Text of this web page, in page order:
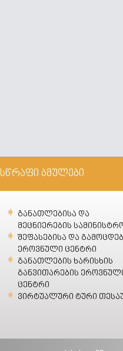
სწრაფი ბმულები
განათლებისა და
მეცნიერების
შეფასებისა და
ეროვნული ცენტრი
განათლების ხარისხის
განვითარების
ცენტრი
ვირტუალური ტური